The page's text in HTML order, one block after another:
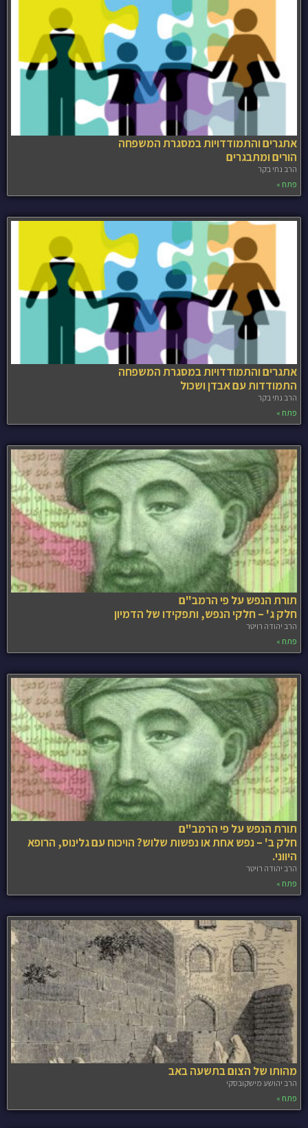
אתגרים והתמודדויות במסגרת המשפחה
הורים ומתבגרים
הרב נתי בקר
פתח »
אתגרים והתמודדויות במסגרת המשפחה
התמודדות עם אבדן ושכול
הרב נתי בקר
פתח »
תורת הנפש על פי הרמב"ם
חלק ג' – חלקי הנפש, ותפקידו של הדמיון
הרב יהודה רויטר
פתח »
תורת הנפש על פי הרמב"ם
חלק ב' – נפש אחת או נפשות שלוש? הויכוח עם גלינוס, הרופא
היווני.
הרב יהודה רויטר
פתח »
מהותו של הצום בתשעה באב
הרב יהושע מישקובסקי
פתח »